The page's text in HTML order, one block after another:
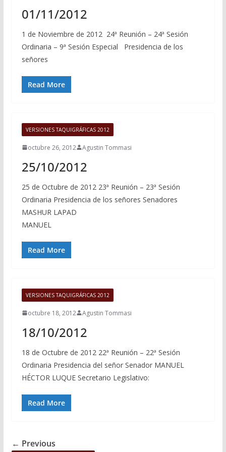
01/11/2012
1 de Noviembre de 2012 24ª Reunión – 24ª Sesión
Ordinaria – 9ª Sesión Especial Presidencia de los
señores
Read More
VERSIONES TAQUIGRÁFICAS 2012
octubre 26, 2012 Agustin Tommasi
25/10/2012
25 de Octubre de 2012 23ª Reunión – 23ª Sesión
Ordinaria Presidencia de los señores Senadores
MASHUR LAPAD
MANUEL
Read More
VERSIONES TAQUIGRÁFICAS 2012
octubre 18, 2012 Agustin Tommasi
18/10/2012
18 de Octubre de 2012 22ª Reunión – 22ª Sesión
Ordinaria Presidencia del señor Senador MANUEL
HÉCTOR LUQUE Secretario Legislativo:
Read More
← Previous